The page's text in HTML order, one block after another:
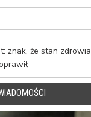
znak, że stan zdrowia